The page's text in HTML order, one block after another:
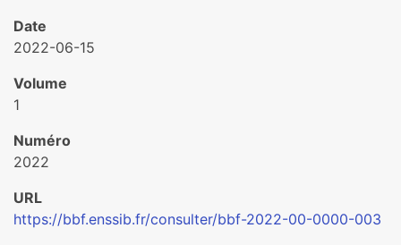
Date
2022-06-15
Volume
1
Numéro
2022
URL
https://bbf.enssib.fr/consulter/bbf-2022-00-0000-003